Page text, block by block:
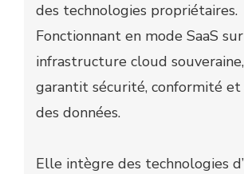
des technologies propriétaires.
Fonctionnant en mode SaaS
infrastructure cloud
garantit sécurité, conformité
des données.
Elle intègre des technologies